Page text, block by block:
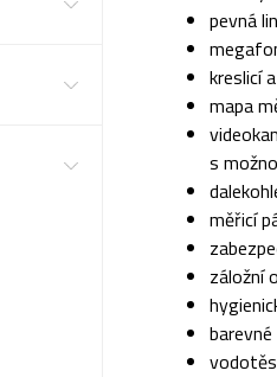
pevná
kreslicí
mapa
s
měřicí
záložní